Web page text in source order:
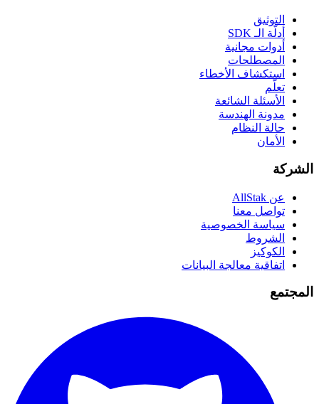
التوثيق
أدلّة الـ SDK
أدوات مجانية
المصطلحات
استكشاف الأخطاء
تعلّم
الأسئلة الشائعة
مدونة الهندسة
حالة النظام
الأمان
الشركة
عن AllStak
تواصل معنا
سياسة الخصوصية
الشروط
الكوكيز
اتفاقية معالجة البيانات
المجتمع